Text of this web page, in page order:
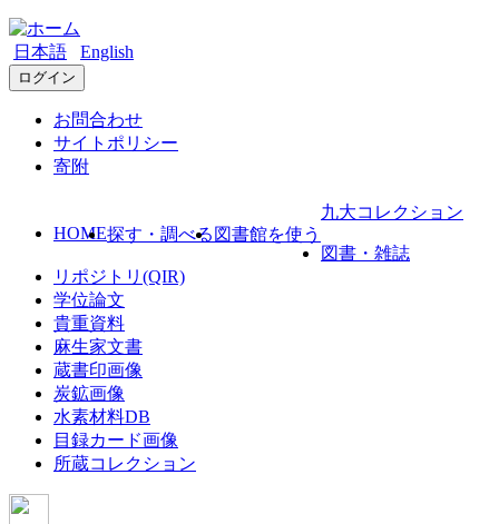
日本語 English
ログイン
お問合わせ
サイトポリシー
寄附
HOME探す・調べる 図書館を使う
九大コレクション
図書・雑誌
リポジトリ(QIR)
学位論文
貴重資料
麻生家文書
蔵書印画像
炭鉱画像
水素材料DB
目録カード画像
所蔵コレクション